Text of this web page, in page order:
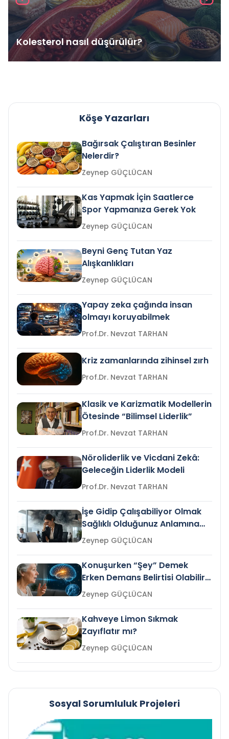
Kolesterol nasıl düşürülür?
Köşe Yazarları
Bağırsak Çalıştıran Besinler
Nelerdir?
Zeynep GÜÇLÜCAN
Kas Yapmak İçin Saatlerce
Spor Yapmanıza Gerek Yok
Zeynep GÜÇLÜCAN
Beyni Genç Tutan Yaz
Alışkanlıkları
Zeynep GÜÇLÜCAN
Yapay zeka çağında insan
olmayı koruyabilmek
Prof.Dr. Nevzat TARHAN
Kriz zamanlarında zihinsel zırh
Prof.Dr. Nevzat TARHAN
Klasik ve Karizmatik Modellerin
Ötesinde “Bilimsel Liderlik”
Prof.Dr. Nevzat TARHAN
Nöroliderlik ve Vicdani Zekâ:
Geleceğin Liderlik Modeli
Prof.Dr. Nevzat TARHAN
İşe Gidip Çalışabiliyor Olmak
Sağlıklı Olduğunuz Anlamına
Gelir mi?Zeynep GÜÇLÜCAN
Konuşurken “Şey” Demek
Erken Demans Belirtisi Olabilir
mi?
Zeynep GÜÇLÜCAN
Kahveye Limon Sıkmak
Zayıflatır mı?
Zeynep GÜÇLÜCAN
Sosyal Sorumluluk Projeleri